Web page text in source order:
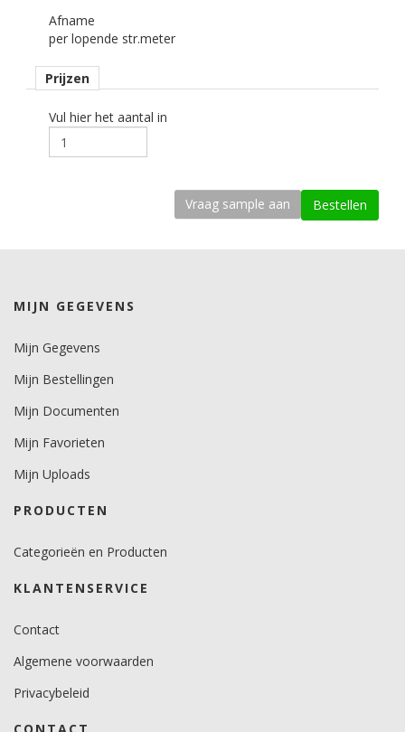
122 cm cm.
per strekkende meter.
Materiaaltype
vlak, licht gebogen.
Dikte
minimaal 12 graden voor vlakke ondergronden.
minimaal 18 graden voor gebogen ondergronden.
Temperatuurbereik (°C)
10 -30 graden.
Afname
per lopende str.meter
Prijzen
Vul hier het aantal in
MIJN GEGEVENS
Mijn Gegevens
Mijn Bestellingen
Mijn Documenten
Mijn Favorieten
Mijn Uploads
PRODUCTEN
Categorieën en Producten
KLANTENSERVICE
Contact
Algemene voorwaarden
Privacybeleid